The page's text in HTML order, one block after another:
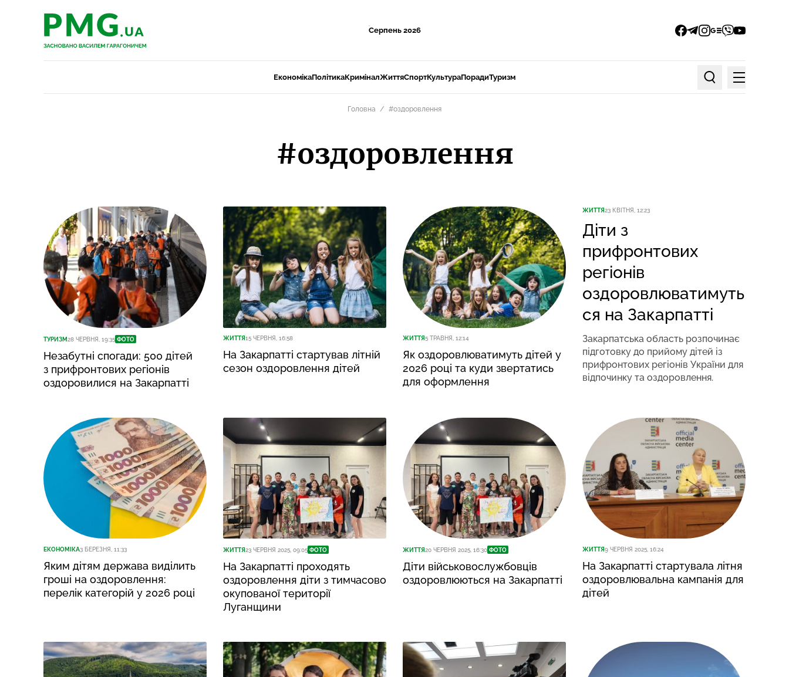
PMG.ua
Серпень 2026
facebook
telegram
instagram
google_news
viberyoutube
PMG.ua
ЕкономікаПолітикаКриміналЖиттяСпортКультураПорадиТуризм
Пошук по статтях
Меню
Головна #оздоровлення
#оздоровлення
ТУРИЗМ28 ЧЕРВНЯ, 19:35 ФОТО
Незабутні спогади: 500 дітей
з прифронтових регіонів
оздоровилися на Закарпатті
ЖИТТЯ15 ЧЕРВНЯ, 16:58
На Закарпатті стартував літній
сезон оздоровлення дітей
ЖИТТЯ5 ТРАВНЯ, 12:14
Як оздоровлюватимуть дітей у
2026 році та куди звертатись
для оформлення
ЖИТТЯ23 КВІТНЯ, 12:23
Діти з
прифронтових
регіонів
оздоровлюватимуть
ся на Закарпатті
Закарпатська область розпочинає
підготовку до прийому дітей із
прифронтових регіонів України для
відпочинку та оздоровлення.
ЕКОНОМІКА3 БЕРЕЗНЯ, 11:33
Яким дітям держава виділить
гроші на оздоровлення:
перелік категорій у 2026 році
ЖИТТЯ23 ЧЕРВНЯ 2025, 09:05 ФОТО
На Закарпатті проходять
оздоровлення діти з тимчасово
окупованої території
Луганщини
ЖИТТЯ20 ЧЕРВНЯ 2025, 16:30 ФОТО
Діти військовослужбовців
оздоровлюються на Закарпатті
ЖИТТЯ9 ЧЕРВНЯ 2025, 16:24
На Закарпатті стартувала літня
оздоровлювальна кампанія для
дітей